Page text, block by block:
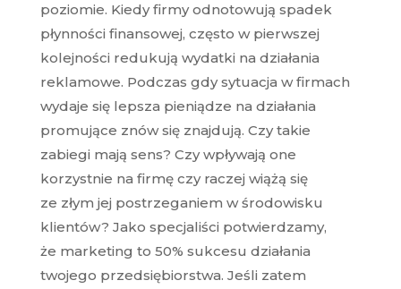
poziomie. Kiedy firmy odnotowują spadek
płynności finansowej, często w pierwszej
kolejności redukują wydatki na działania
reklamowe. Podczas gdy sytuacja w firmach
wydaje się lepsza pieniądze na działania
promujące znów się znajdują. Czy takie
zabiegi mają sens? Czy wpływają one
korzystnie na firmę czy raczej wiążą się
ze złym jej postrzeganiem w środowisku
klientów? Jako specjaliści potwierdzamy,
że marketing to 50% sukcesu działania
twojego przedsiębiorstwa. Jeśli zatem